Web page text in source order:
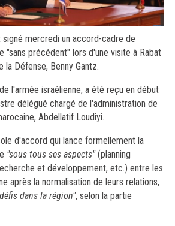
mercredi un accord-cadre de
"sans précédent" lors d'une visite à Rabat
la Défense, Benny Gantz.
l'armée israélienne, a été reçu en début
délégué chargé de l'administration de
Abdellatif Loudiyi.
d'accord qui lance formellement la
"sous tous ses aspects"(planning
et développement, etc.) entre les
après la normalisation de leurs relations,
dans la région", selon la partie